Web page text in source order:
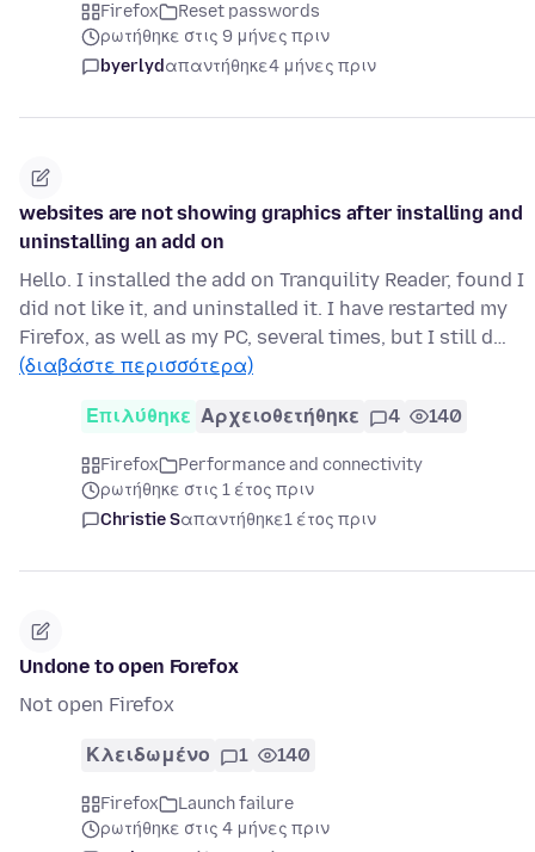
Firefox
Reset passwords
ρωτήθηκε στις 9 μήνες πριν
byerlydαπαντήθηκε4 μήνες πριν
websites are not showing graphics after installing and
uninstalling an add on
Hello. I installed the add on Tranquility Reader, found I
did not like it, and uninstalled it. I have restarted my
Firefox, as well as my PC, several times, but I still d…
(διαβάστε περισσότερα)
Επιλύθηκε Αρχειοθετήθηκε 4 140
Firefox
Performance and connectivity
ρωτήθηκε στις 1 έτος πριν
Christie Sαπαντήθηκε1 έτος πριν
Undone to open Forefox
Not open Firefox
Κλειδωμένο 1 140
Firefox
Launch failure
ρωτήθηκε στις 4 μήνες πριν